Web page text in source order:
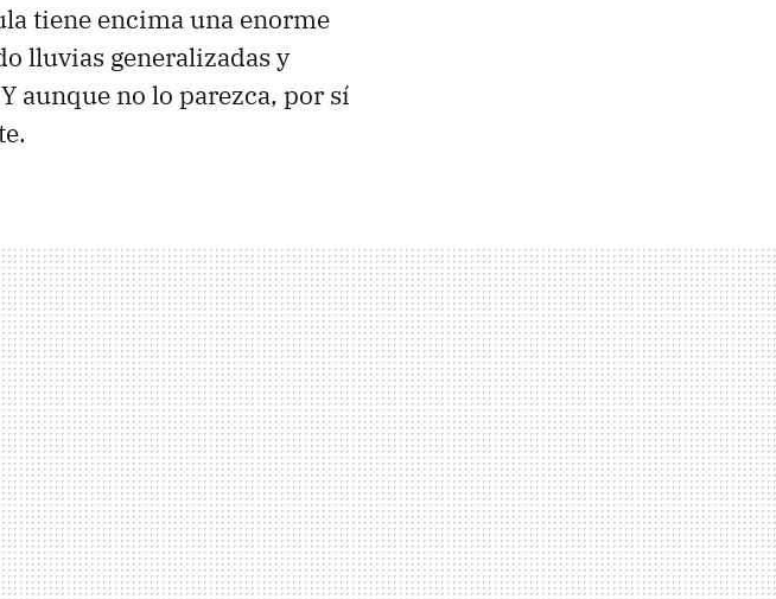
tiene encima una enorme
lluvias generalizadas y
aunque no lo parezca, por sí